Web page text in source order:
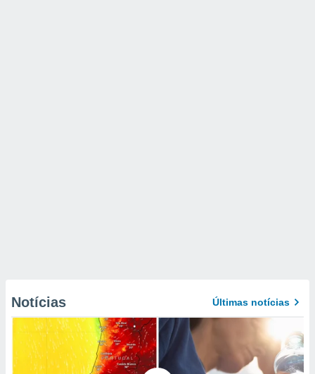
Notícias Últimas notícias